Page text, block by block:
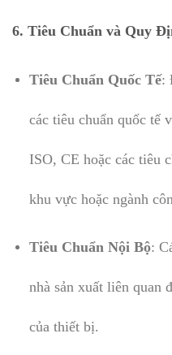
6. Tiêu Chuẩn và Quy
Tiêu Chuẩn Quốc Tế:
các tiêu chuẩn quốc tế
ISO, CE hoặc các tiêu
khu vực hoặc ngành
Tiêu Chuẩn Nội Bộ:
nhà sản xuất liên quan
của thiết bị.